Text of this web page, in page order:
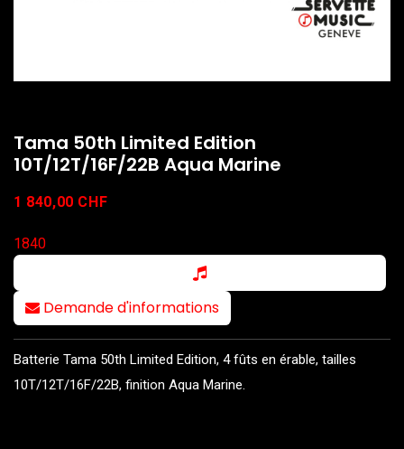
Tama 50th Limited Edition
10T/12T/16F/22B Aqua Marine
1 840,00 CHF
1840
Demande d'informations
Batterie Tama 50th Limited Edition, 4 fûts en érable, tailles
10T/12T/16F/22B, finition Aqua Marine.